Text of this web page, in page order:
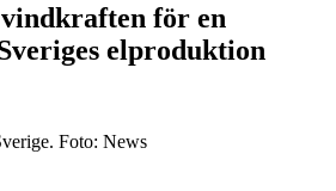
för en
elproduktion
Foto: News